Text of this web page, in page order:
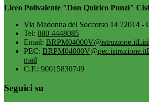
Liceo Polivalente "Don Quirico Punzi"
Via Madonna del Soccorso 14 72014 -
Tel: 080 4448085
Email: BRPM04000V@istruzione.it
PEC: BRPM04000V@pec.istruzione.it
mail
C.F.: 90015830749
Seguici su